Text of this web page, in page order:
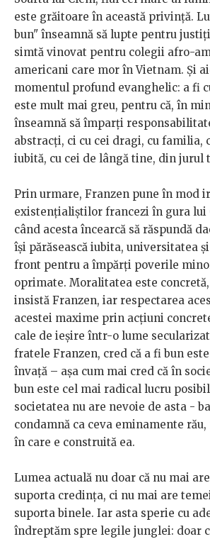
este grăitoare în această privință.
bun" înseamnă să lupte pentru
simtă vinovat pentru colegii afro-
americani care mor în Vietnam. Și
momentul profund evanghelic: a fi
este mult mai greu, pentru că, în
înseamnă să împarți
abstracți, ci cu cei dragi, cu familia,
iubită, cu cei de lângă tine, din jurul
Prin urmare, Franzen pune în mod
existențialiștilor francezi în gura lui
când acesta încearcă să răspundă
își părăsească iubita, universitatea
front pentru a împărți poverile
oprimate. Moralitatea este
insistă Franzen, iar respectarea
acestei maxime prin acțiuni
cale de ieșire într-o lume
fratele Franzen, cred că a fi bun
învață – așa cum mai cred că în
bun este cel mai radical lucru
societatea nu are nevoie de asta -
condamnă ca ceva eminamente
în care e construită ea.
Lumea actuală nu doar că nu mai
suporta credința, ci nu mai are
suporta binele. Iar asta sperie cu
îndreptăm spre legile junglei: doar